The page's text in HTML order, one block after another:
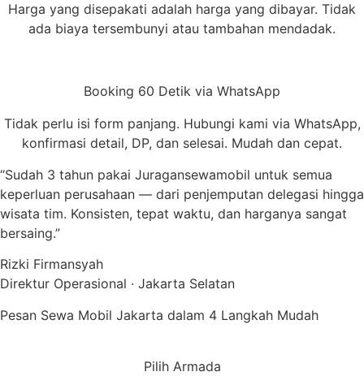
Harga yang disepakati adalah harga yang dibayar. Tidak
ada biaya tersembunyi atau tambahan mendadak.
Booking 60 Detik via WhatsApp
Tidak perlu isi form panjang. Hubungi kami via WhatsApp,
konfirmasi detail, DP, dan selesai. Mudah dan cepat.
“Sudah 3 tahun pakai Juragansewamobil untuk semua
keperluan perusahaan — dari penjemputan delegasi hingga
wisata tim. Konsisten, tepat waktu, dan harganya sangat
bersaing.”
Rizki Firmansyah
Direktur Operasional · Jakarta Selatan
Pesan Sewa Mobil Jakarta dalam 4 Langkah Mudah
Pilih Armada